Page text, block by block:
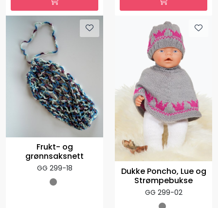
Frukt- og
grønnsaksnett
GG 299-18
Dukke Poncho, Lue og
Strømpebukse
GG 299-02